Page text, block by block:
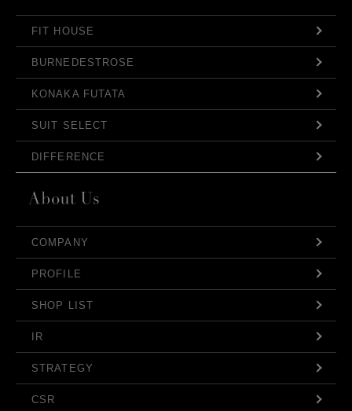
FIT HOUSE
BURNEDESTROSE
KONAKA FUTATA
SUIT SELECT
DIFFERENCE
COMPANY
PROFILE
SHOP LIST
IR
STRATEGY
CSR